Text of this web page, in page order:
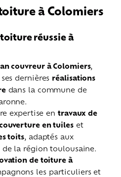
à Colomiers
réussie à
couvreur à Colomiers,
dernières réalisations
dans la commune de
expertise en travaux de
en tuileset
toits, adaptés aux
la région toulousaine.
de toiture à
les particuliers et